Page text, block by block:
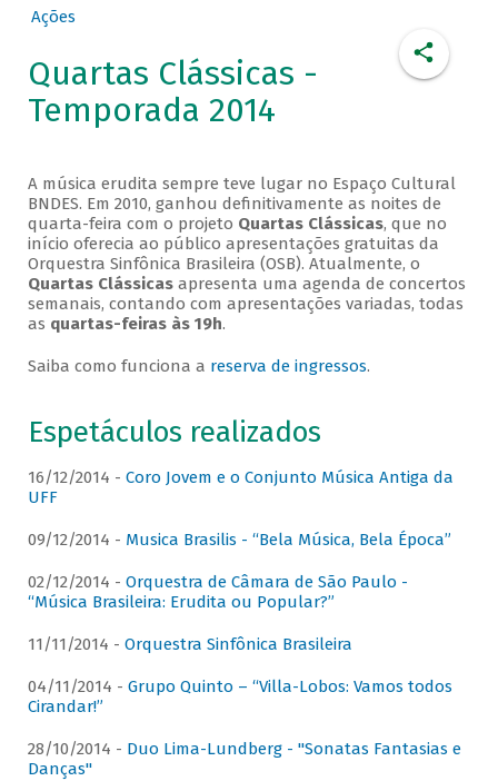
Ações
Quartas Clássicas -
Temporada 2014
A música erudita sempre teve lugar no Espaço Cultural
BNDES. Em 2010, ganhou definitivamente as noites de
quarta-feira com o projeto Quartas Clássicas, que no
início oferecia ao público apresentações gratuitas da
Orquestra Sinfônica Brasileira (OSB). Atualmente, o
Quartas Clássicasapresenta uma agenda de concertos
semanais, contando com apresentações variadas, todas
as quartas-feiras às 19h.
Saiba como funciona a reserva de ingressos.
Espetáculos realizados
16/12/2014 - Coro Jovem e o Conjunto Música Antiga da
UFF
09/12/2014 - Musica Brasilis - “Bela Música, Bela Época”
02/12/2014 - Orquestra de Câmara de São Paulo -
“Música Brasileira: Erudita ou Popular?”
11/11/2014 - Orquestra Sinfônica Brasileira
04/11/2014 - Grupo Quinto – “Villa-Lobos: Vamos todos
Cirandar!”
28/10/2014 - Duo Lima-Lundberg - "Sonatas Fantasias e
Danças"